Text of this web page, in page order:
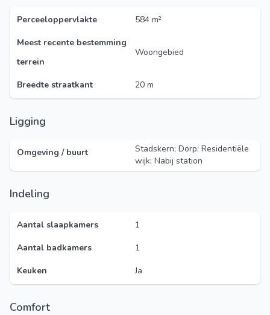
Perceeloppervlakte
584 m²
Meest recente bestemming
terrein
Woongebied
Breedte straatkant 20 m
Ligging
Omgeving / buurt
Stadskern; Dorp; Residentiële
wijk; Nabij station
Indeling
Aantal slaapkamers
1
Aantal badkamers
1
Keuken
Ja
Comfort